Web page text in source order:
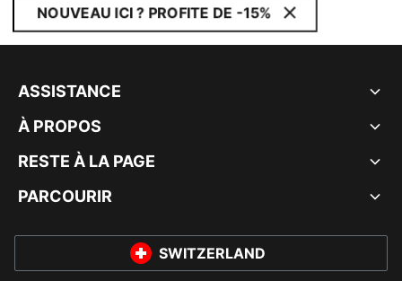
NOUVEAU ICI ? PROFITE DE -15%
ASSISTANCE
À PROPOS
RESTE À LA PAGE
PARCOURIR
SWITZERLAND